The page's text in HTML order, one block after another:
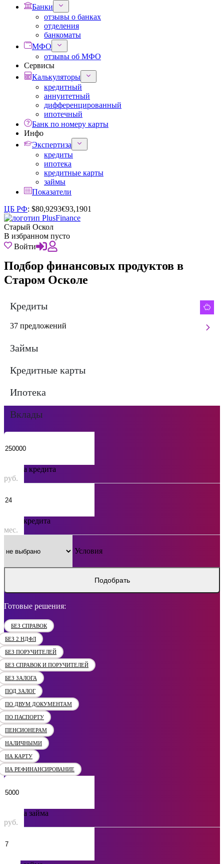
Банки
отзывы о банках
отделения
банкоматы
МФО
отзывы об МФО
Сервисы
Калькуляторы
кредитный
аннуитетный
дифференцированный
ипотечный
Банк по номеру карты
Инфо
Экспертиза
кредиты
ипотека
кредитные карты
займы
Показатели
ЦБ РФ: $80,9293€93,1901
Старый Оскол
В избранном пусто
Войти
Подбор финансовых продуктов в
Старом Осколе
Кредиты
37 предложений
Займы
Кредитные карты
Ипотека
Вклады
Сумма кредита
руб.
Срок кредита
мес.
Условия
Подобрать
Готовые решения:
БЕЗ СПРАВОК
БЕЗ 2 НДФЛ
БЕЗ ПОРУЧИТЕЛЕЙ
БЕЗ СПРАВОК И ПОРУЧИТЕЛЕЙ
БЕЗ ЗАЛОГА
ПОД ЗАЛОГ
ПО ДВУМ ДОКУМЕНТАМ
ПО ПАСПОРТУ
ПЕНСИОНЕРАМ
НАЛИЧНЫМИ
НА КАРТУ
НА РЕФИНАНСИРОВАНИЕ
Сумма займа
руб.